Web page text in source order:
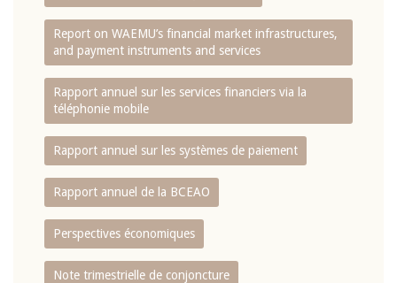
Report on WAEMU’s financial market infrastructures,
and payment instruments and services
Rapport annuel sur les services financiers via la
téléphonie mobile
Rapport annuel sur les systèmes de paiement
Rapport annuel de la BCEAO
Perspectives économiques
Note trimestrielle de conjoncture